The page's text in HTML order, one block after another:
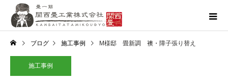
ブログ 施工事例 M様邸 畳新調 襖・障子張り替え
施工事例